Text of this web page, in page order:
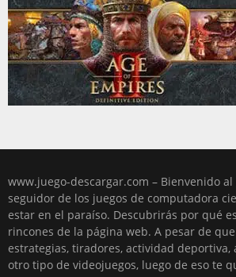
www.juego-descargar.com – Bienvenido
seguidor de los juegos de computadora
estar en el paraíso. Descubrirás por qué
rincones de la página web. A pesar de
estrategias, tiradores, actividad
otro tipo de videojuegos, luego de eso te